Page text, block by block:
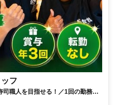
フ
職人を目指せる！／1回の勤務で1